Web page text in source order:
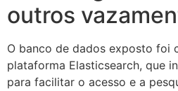
outros
O banco de dados exposto foi
plataforma Elasticsearch, que
para facilitar o acesso e a